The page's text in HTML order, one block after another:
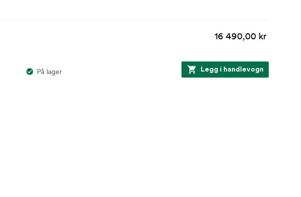
16 490,00 kr
På lager Legg i handlevogn